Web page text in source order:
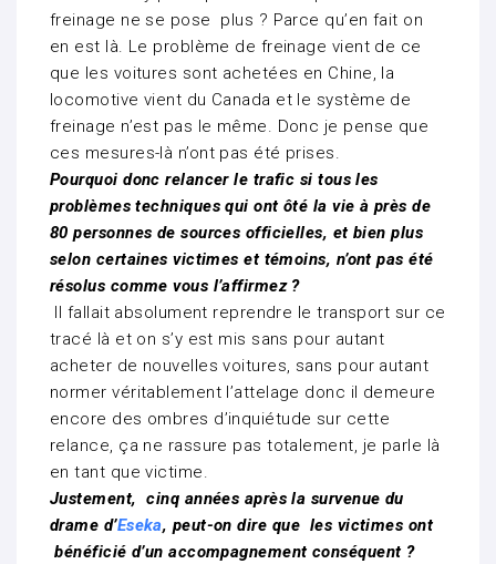
freinage ne se pose plus ? Parce qu’en fait on
en est là. Le problème de freinage vient de ce
que les voitures sont achetées en Chine, la
locomotive vient du Canada et le système de
freinage n’est pas le même. Donc je pense que
ces mesures-là n’ont pas été prises.
Pourquoi donc relancer le trafic si tous les
problèmes techniques qui ont ôté la vie à près de
80 personnes de sources officielles, et bien plus
selon certaines victimes et témoins, n’ont pas été
résolus comme vous l’affirmez ?
Il fallait absolument reprendre le transport sur ce
tracé là et on s’y est mis sans pour autant
acheter de nouvelles voitures, sans pour autant
normer véritablement l’attelage donc il demeure
encore des ombres d’inquiétude sur cette
relance, ça ne rassure pas totalement, je parle là
en tant que victime.
Justement, cinq années après la survenue du
drame d’Eseka, peut-on dire que les victimes ont
bénéficié d’un accompagnement conséquent ?